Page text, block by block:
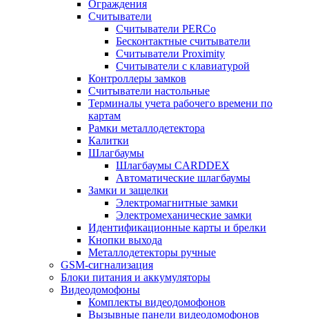
Ограждения
Считыватели
Считыватели PERCo
Бесконтактные считыватели
Считыватели Proximity
Считыватели с клавиатурой
Контроллеры замков
Считыватели настольные
Терминалы учета рабочего времени по
картам
Рамки металлодетектора
Калитки
Шлагбаумы
Шлагбаумы CARDDEX
Автоматические шлагбаумы
Замки и защелки
Электромагнитные замки
Электромеханические замки
Идентификационные карты и брелки
Кнопки выхода
Металлодетекторы ручные
GSM-сигнализация
Блоки питания и аккумуляторы
Видеодомофоны
Комплекты видеодомофонов
Вызывные панели видеодомофонов